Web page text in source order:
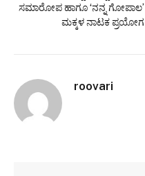
ಸಮಾರೋಪ ಹಾಗೂ ‘ನನ್ನ ಗೋಪಾಲ’
ಮಕ್ಕಳ ನಾಟಕ ಪ್ರಯೋಗ
roovari